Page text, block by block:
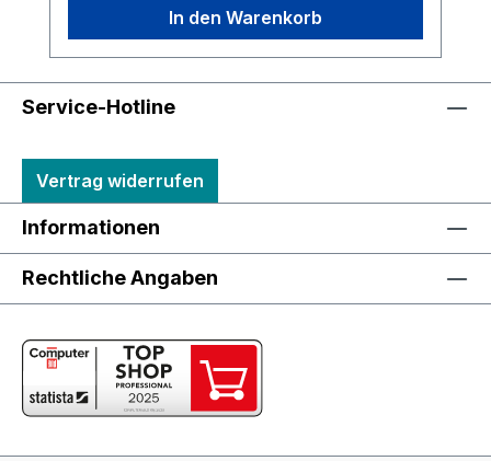
In den Warenkorb
Service-Hotline
Vertrag widerrufen
Informationen
Rechtliche Angaben